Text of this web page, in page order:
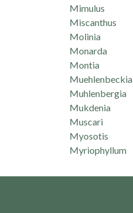
Mimulus
Miscanthus
Molinia
Monarda
Montia
Muehlenbeckia
Muhlenbergia
Mukdenia
Muscari
Myosotis
Myriophyllum